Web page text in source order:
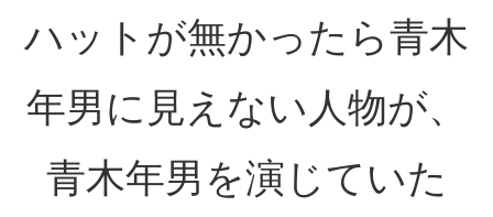
ハットが無かったら青木
年男に見えない人物が、
青木年男を演じていた